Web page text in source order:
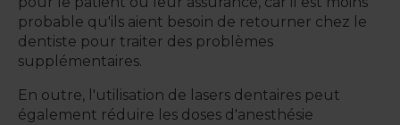
probable qu'ils aient besoin de retourner chez le
dentiste pour traiter des problèmes
supplémentaires.
En outre, l'utilisation de lasers dentaires peut
également réduire les doses d'anesthésie